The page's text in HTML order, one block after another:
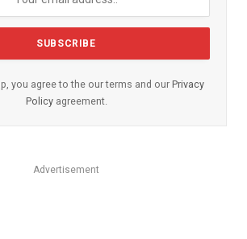
you agree to the our terms and our Privacy
Policyagreement.
Advertisement